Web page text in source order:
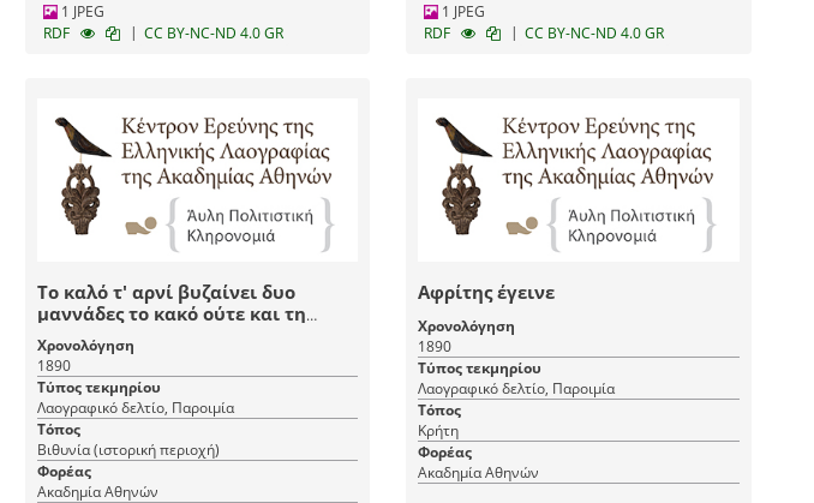
1 JPEG
RDF
| CC BY-NC-ND 4.0 GR
1 JPEG
RDF
| CC BY-NC-ND 4.0 GR
Το καλό τ' αρνί βυζαίνει δυο
μαννάδες το κακό ούτε και τη
μάννα του
Χρονολόγηση
1890
Τύπος τεκμηρίου
Λαογραφικό δελτίο, Παροιμία
Τόπος
Βιθυνία (ιστορική περιοχή)
Φορέας
Ακαδημία Αθηνών
Αφρίτης έγεινε
Χρονολόγηση
1890
Τύπος τεκμηρίου
Λαογραφικό δελτίο, Παροιμία
Τόπος
Κρήτη
Φορέας
Ακαδημία Αθηνών